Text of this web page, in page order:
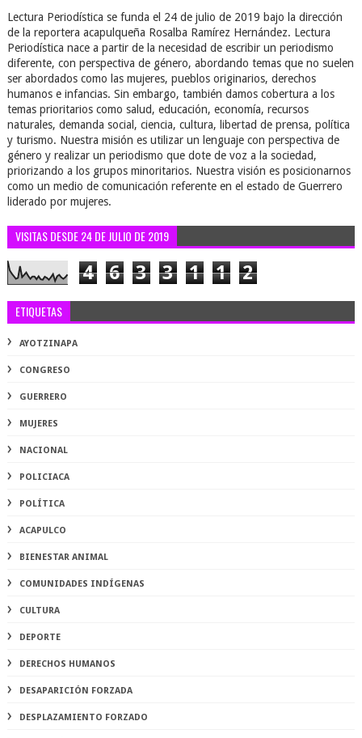
Lectura Periodística se funda el 24 de julio de 2019 bajo la dirección
de la reportera acapulqueña Rosalba Ramírez Hernández. Lectura
Periodística nace a partir de la necesidad de escribir un periodismo
diferente, con perspectiva de género, abordando temas que no suelen
ser abordados como las mujeres, pueblos originarios, derechos
humanos e infancias. Sin embargo, también damos cobertura a los
temas prioritarios como salud, educación, economía, recursos
naturales, demanda social, ciencia, cultura, libertad de prensa, política
y turismo. Nuestra misión es utilizar un lenguaje con perspectiva de
género y realizar un periodismo que dote de voz a la sociedad,
priorizando a los grupos minoritarios. Nuestra visión es posicionarnos
como un medio de comunicación referente en el estado de Guerrero
liderado por mujeres.
VISITAS DESDE 24 DE JULIO DE 2019
4 6 3 3 1 1 2
ETIQUETAS
AYOTZINAPA
CONGRESO
GUERRERO
MUJERES
NACIONAL
POLICIACA
POLÍTICA
ACAPULCO
BIENESTAR ANIMAL
COMUNIDADES INDÍGENAS
CULTURA
DEPORTE
DERECHOS HUMANOS
DESAPARICIÓN FORZADA
DESPLAZAMIENTO FORZADO